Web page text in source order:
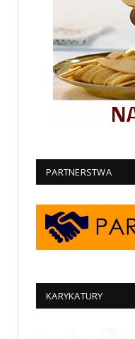
PARTNERSTWA
KARYKATURY